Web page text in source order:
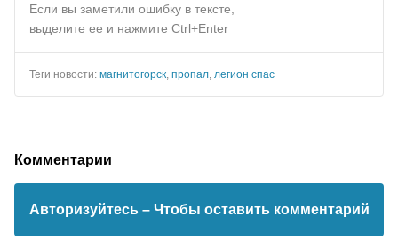
Если вы заметили ошибку в тексте,
выделите ее и нажмите Ctrl+Enter
Теги новости: магнитогорск, пропал, легион спас
Комментарии
Авторизуйтесь – Чтобы оставить комментарий